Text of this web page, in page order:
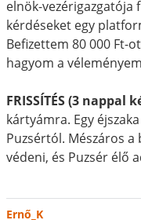
elnök-vezérigazgatója
kérdéseket egy
Befizettem 80 000 Ft-
hagyom a
FRISSÍTÉS (3 nappal
kártyámra. Egy
Puzsértól. Mészáros
védeni, és Puzsér élő
Ernő_K